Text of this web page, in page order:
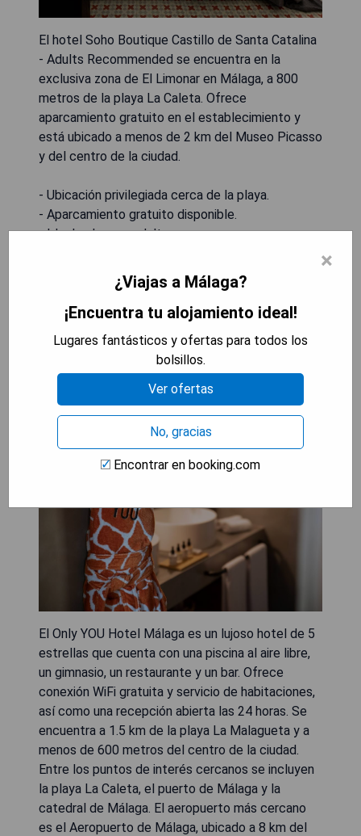
El hotel Soho Boutique Castillo de Santa Catalina
- Adults Recommended se encuentra en la
exclusiva zona de El Limonar en Málaga, a 800
metros de la playa La Caleta. Ofrece
aparcamiento gratuito en el establecimiento y
está ubicado a menos de 2 km del Museo Picasso
y del centro de la ciudad.
- Ubicación privilegiada cerca de la playa.
- Aparcamiento gratuito disponible.
- Ideal solo para adultos.
- Ambiente tranquilo y acogedor.
MOSTRAR DISPONIBILIDAD
Only YOU Hotel Málaga
El Only YOU Hotel Málaga es un lujoso hotel de 5
estrellas que cuenta con una piscina al aire libre,
un gimnasio, un restaurante y un bar. Ofrece
conexión WiFi gratuita y servicio de habitaciones,
así como una recepción abierta las 24 horas. Se
encuentra a 1.5 km de la playa La Malagueta y a
menos de 600 metros del centro de la ciudad.
Entre los puntos de interés cercanos se incluyen
la playa La Caleta, el puerto de Málaga y la
catedral de Málaga. El aeropuerto más cercano
es el Aeropuerto de Málaga, ubicado a 8 km del
×
¿Viajas a Málaga?
¡Encuentra tu alojamiento ideal!
Lugares fantásticos y ofertas para todos los
bolsillos.
Ver ofertas
No, gracias
Encontrar en booking.com